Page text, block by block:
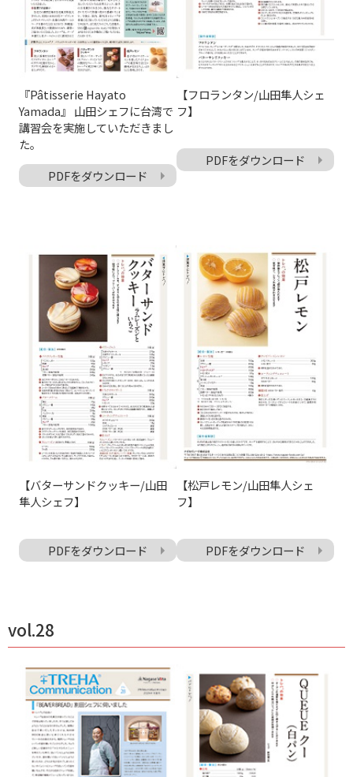
『Pâtisserie Hayato
Yamada』 山田シェフに台湾で
講習会を実施していただきまし
た。
PDFをダウンロード
【フロランタン/山田隼人シェ
フ】
PDFをダウンロード
【バターサンドクッキー/山田
隼人シェフ】
PDFをダウンロード
【松戸レモン/山田隼人シェ
フ】
PDFをダウンロード
vol.28